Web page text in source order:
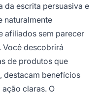
da escrita persuasiva e
naturalmente
afiliados sem parecer
Você descobrirá
de produtos que
destacam benefícios
claras. O